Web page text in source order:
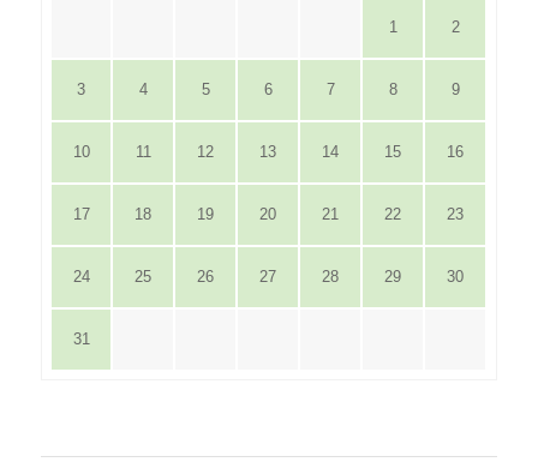
1 2
3 4 5 6 7 8 9
10 11 12 13 14 15 16
17 18 19 20 21 22 23
24 25 26 27 28 29 30
31